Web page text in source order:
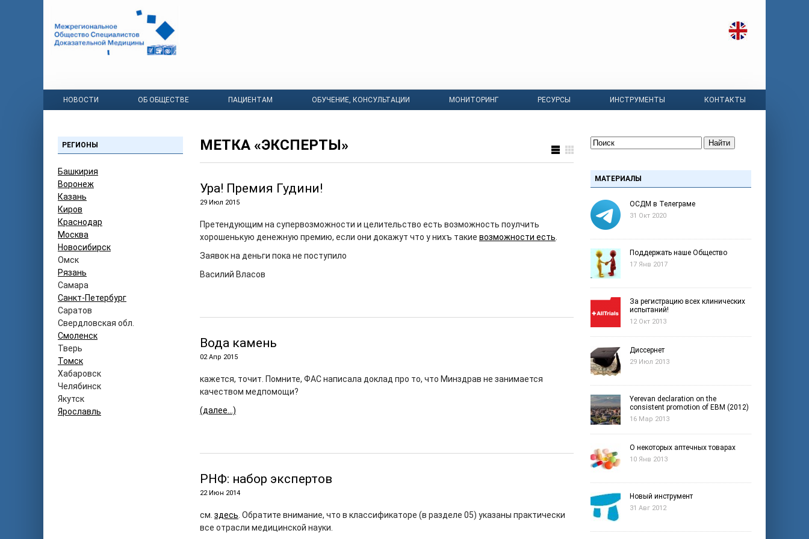
НОВОСТИ ОБ ОБЩЕСТВЕ ПАЦИЕНТАМ ОБУЧЕНИЕ, КОНСУЛЬТАЦИИ МОНИТОРИНГ РЕСУРСЫ ИНСТРУМЕНТЫ КОНТАКТЫ
РЕГИОНЫ
Башкирия
Воронеж
Казань
Киров
Краснодар
Москва
Новосибирск
Омск
Рязань
Самара
Санкт-Петербург
Саратов
Свердловская обл.
Смоленск
Тверь
Томск
Хабаровск
Челябинск
Якутск
Ярославль
МЕТКА «ЭКСПЕРТЫ»
Ура! Премия Гудини!
29 Июл 2015
Претендующим на супервозможности и целительство есть возможность поулчить
хорошенькую денежную премию, если они докажут что у нихъ такие возможности есть
Заявок на деньги пока не поступило
Василий Власов
Вода камень
02 Апр 2015
кажется, точит. Помните, ФАС написала доклад про то, что Минздрав не занимается
качеством медпомощи?
(далее…)
РНФ: набор экспертов
22 Июн 2014
см. здесь . Обратите внимание, что в классификаторе (в разделе 05) указаны практически
все отрасли медицинской науки.
Найти
МАТЕРИАЛЫ
ОСДМ в Телеграме
31 Окт 2020
Поддержать наше Общество
17 Янв 2017
За регистрацию всех клинических
испытаний!
12 Окт 2013
Диссернет
29 Июл 2013
Yerevan declaration on the
consistent promotion of EBM (2012)
16 Мар 2013
О некоторых аптечных товарах
10 Янв 2013
Новый инструмент
31 Авг 2012